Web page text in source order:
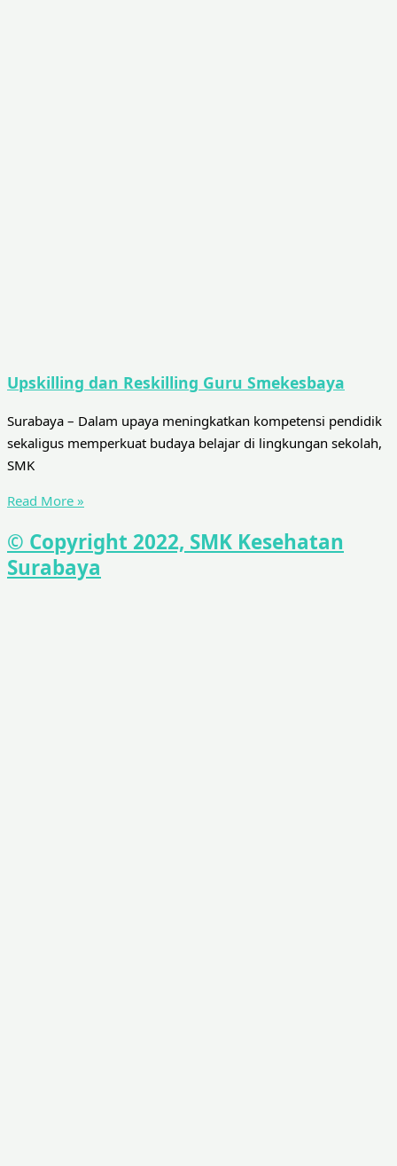
Upskilling dan Reskilling Guru Smekesbaya
Surabaya – Dalam upaya meningkatkan kompetensi pendidik
sekaligus memperkuat budaya belajar di lingkungan sekolah,
SMK
Read More »
© Copyright 2022, SMK Kesehatan
Surabaya